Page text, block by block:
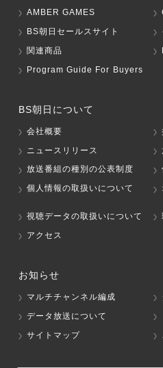
AMBER GAMES
BS朝日セールスサイト
関連商品
Program Guide For Buyers
BS朝日について
会社概要
ニュースリリース
放送番組の種別の公表制度
個人情報の取扱いについて
視聴データの取扱いについて
アクセス
お知らせ
マルチチャンネル編成
データ放送について
サイトマップ